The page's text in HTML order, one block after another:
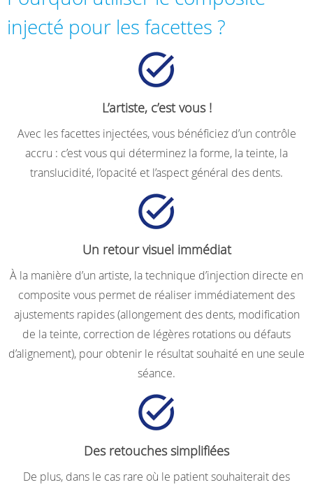
injecté pour les facettes ?
L’artiste, c’est vous !
Avec les facettes injectées, vous bénéficiez d’un contrôle
accru : c’est vous qui déterminez la forme, la teinte, la
translucidité, l’opacité et l’aspect général des dents.
Un retour visuel immédiat
À la manière d’un artiste, la technique d’injection directe en
composite vous permet de réaliser immédiatement des
ajustements rapides (allongement des dents, modification
de la teinte, correction de légères rotations ou défauts
d’alignement), pour obtenir le résultat souhaité en une seule
séance.
Des retouches simplifiées
De plus, dans le cas rare où le patient souhaiterait des